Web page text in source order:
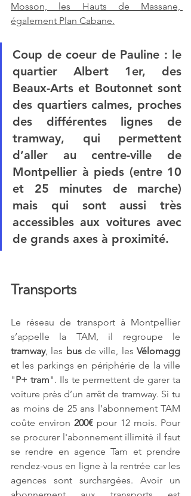
Mosson, les Hauts de Massane,
également Plan Cabane.
Coup de coeur de Pauline : le
quartier Albert 1er, des
Beaux-Arts et Boutonnet sont
des quartiers calmes, proches
des différentes lignes de
tramway, qui permettent
d’aller au centre-ville de
Montpellier à pieds (entre 10
et 25 minutes de marche)
mais qui sont aussi très
accessibles aux voitures avec
de grands axes à proximité.
Transports
Le réseau de transport à Montpellier
tramway, les bus de ville, les Vélomagg
et les parkings en périphérie de la ville
"P+ tram". Ils te permettent de garer ta
voiture près d’un arrêt de tramway. Si tu
as moins de 25 ans l’abonnement TAM
coûte environ 200€ pour 12 mois. Pour
se procurer l'abonnement illimité il faut
se rendre en agence Tam et prendre
rendez-vous en ligne à la rentrée car les
agences sont surchargées. Avoir un